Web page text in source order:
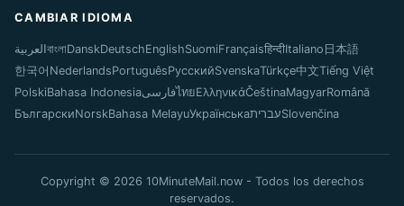
CAMBIAR IDIOMA
العربية বাংলাDanskDeutschEnglishSuomiFrançaisहिन्दीItaliano 日本語
한국어 NederlandsPortuguêsРусскийSvenskaTürkçe中文Tiếng Việt
PolskiBahasa IndonesiaفارسیไทยΕλληνικάČeštinaMagyarRomână
БългарскиNorskBahasa MelayuУкраїнськаעבריתSlovenčina
Copyright © 2026 10MinuteMail.now - Todos los derechos
reservados.